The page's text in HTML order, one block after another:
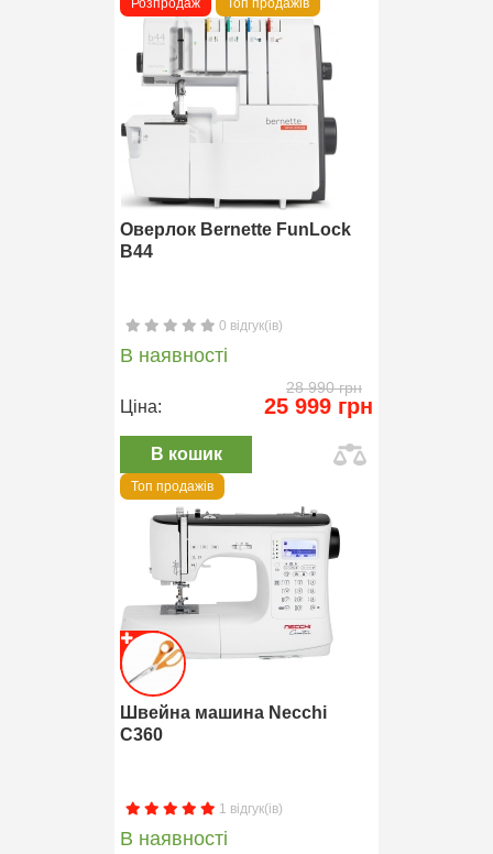
Розпродаж Топ продажів
Оверлок Bernette FunLock
B44
0 відгук(ів)
В наявності
28 990 грн
Ціна: 25 999 грн
В кошик
Топ продажів
Швейна машина Necchi
C360
1 відгук(ів)
В наявності